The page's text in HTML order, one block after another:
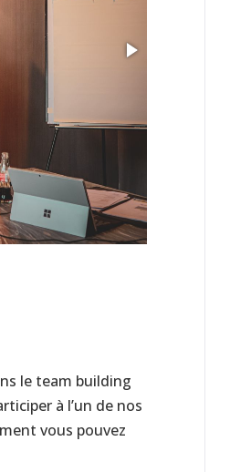
le team building
à l’un de nos
vous pouvez